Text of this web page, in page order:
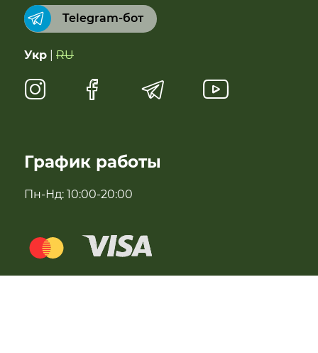
График работы
Пн-Нд: 10:00-20:00
Суперфуды
Чай, растительное молоко, полисол
Натуральные сладости
Для імунітету
Telegram-бот
Укр RU